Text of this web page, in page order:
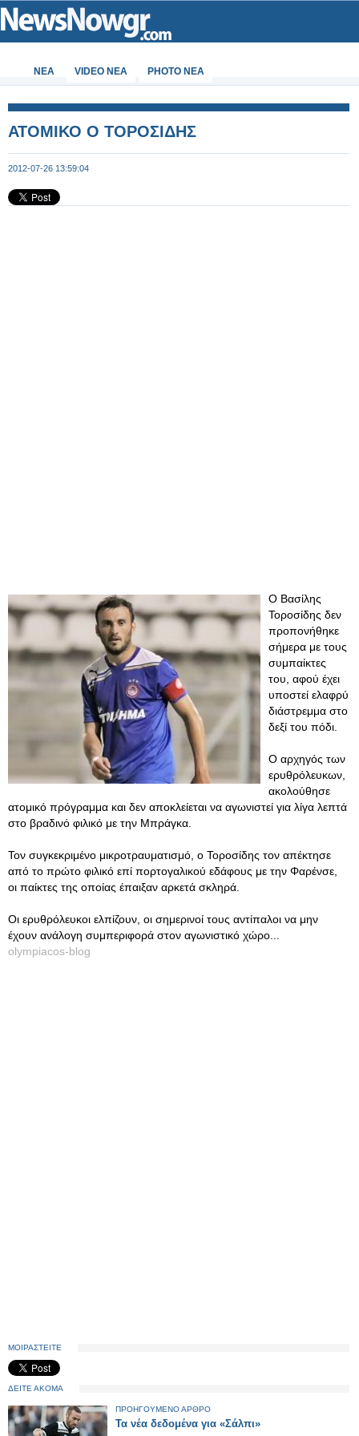
ΝΕΑ VIDEO NEA PHOTO NEA
ΑΤΟΜΙΚΟ Ο ΤΟΡΟΣΙΔΗΣ
2012-07-26 13:59:04
Ο Βασίλης
Τοροσίδης δεν
προπονήθηκε
σήμερα με τους
συμπαίκτες
του, αφού έχει
υποστεί ελαφρύ
διάστρεμμα στο
δεξί του πόδι.
Ο αρχηγός των
ερυθρόλευκων,
ακολούθησε
ατομικό πρόγραμμα και δεν αποκλείεται να αγωνιστεί για λίγα λεπτά
στο βραδινό φιλικό με την Μπράγκα.
Τον συγκεκριμένο μικροτραυματισμό, ο Τοροσίδης τον απέκτησε
από το πρώτο φιλικό επί πορτογαλικού εδάφους με την Φαρένσε,
οι παίκτες της οποίας έπαιξαν αρκετά σκληρά.
Οι ερυθρόλευκοι ελπίζουν, οι σημερινοί τους αντίπαλοι να μην
έχουν ανάλογη συμπεριφορά στον αγωνιστικό χώρο...
olympiacos-blog
ΜΟΙΡΑΣΤΕΙΤΕ
ΔΕΙΤΕ ΑΚΟΜΑ
ΠΡΟΗΓΟΥΜΕΝΟ ΑΡΘΡΟ
Τα νέα δεδομένα για «Σάλπι»